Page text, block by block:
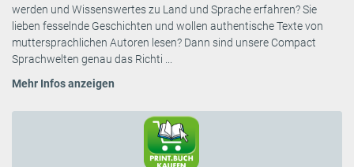
werden und Wissenswertes zu Land und Sprache erfahren? Sie
lieben fesselnde Geschichten und wollen authentische Texte von
muttersprachlichen Autoren lesen? Dann sind unsere Compact
Sprachwelten genau das Richti ...
Mehr Infos anzeigen